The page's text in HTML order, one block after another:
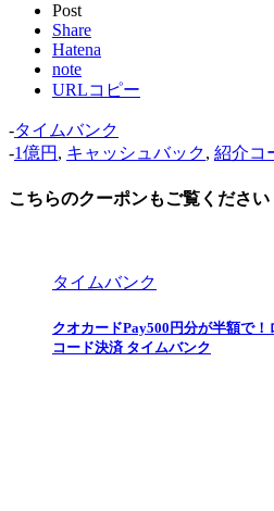
Post
Share
Hatena
note
URLコピー
-タイムバンク
-1億円 , キャッシュバック, 紹介コ
こちらのクーポンもご覧ください
タイムバンク
クオカードPay500円分が半額で
コード決済 タイムバンク